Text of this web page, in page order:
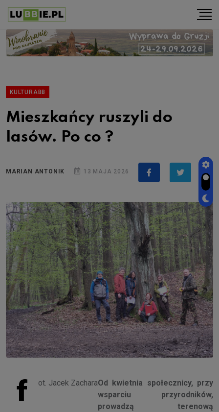
KULTURABB
Mieszkańcy ruszyli do
lasów. Po co ?
MARIAN ANTONIK 13 MAJA 2026
f ot. Jacek ZacharaOd kwietnia społecznicy, przy
wsparciu przyrodników,
prowadzą terenową